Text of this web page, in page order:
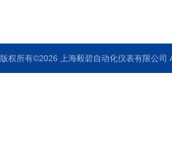
版权所有©2026 上海毅碧自动化仪表有限公